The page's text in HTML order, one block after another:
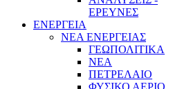
ΕΡΕΥΝΕΣ
ΕΝΕΡΓΕΙΑ
ΝΕΑ ΕΝΕΡΓΕΙΑΣ
ΓΕΩΠΟΛΙΤΙΚΑ
ΝΕΑ
ΠΕΤΡΕΛΑΙΟ
ΦΥΣΙΚΟ ΑΕΡΙΟ